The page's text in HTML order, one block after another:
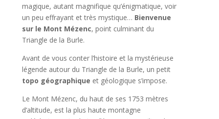
magique, autant magnifique qu’énigmatique, voir
un peu effrayant et très mystique… Bienvenue
sur le Mont Mézenc, point culminant du
Triangle de la Burle.
Avant de vous conter l’histoire et la mystérieuse
légende autour du Triangle de la Burle, un petit
topo géographique et géologique s’impose.
Le Mont Mézenc, du haut de ses 1753 mètres
d’altitude, est la plus haute montagne